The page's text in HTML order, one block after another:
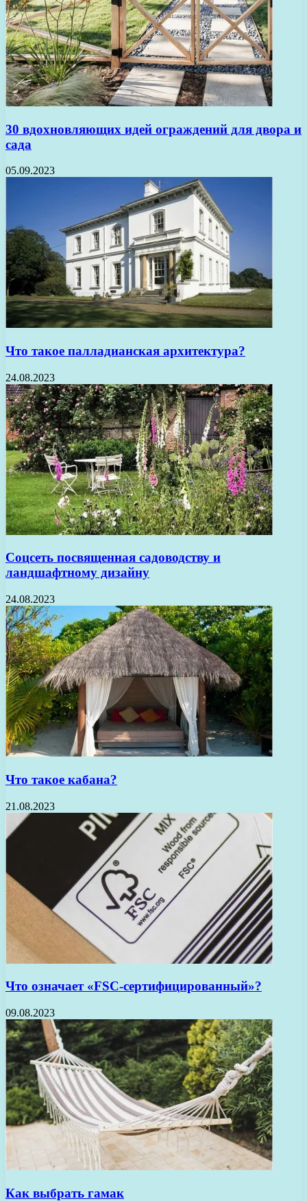
30 вдохновляющих идей ограждений для двора и
сада
05.09.2023
Что такое палладианская архитектура?
24.08.2023
Соцсеть посвященная садоводству и
ландшафтному дизайну
24.08.2023
Что такое кабана?
21.08.2023
Что означает «FSC-сертифицированный»?
09.08.2023
Как выбрать гамак